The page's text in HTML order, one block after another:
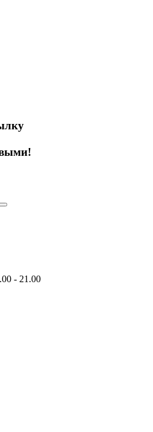
- 21.00